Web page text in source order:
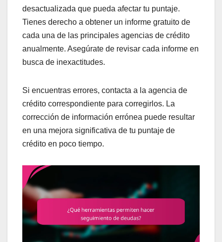
desactualizada que pueda afectar tu puntaje.
Tienes derecho a obtener un informe gratuito de
cada una de las principales agencias de crédito
anualmente. Asegúrate de revisar cada informe en
busca de inexactitudes.
Si encuentras errores, contacta a la agencia de
crédito correspondiente para corregirlos. La
corrección de información errónea puede resultar
en una mejora significativa de tu puntaje de
crédito en poco tiempo.